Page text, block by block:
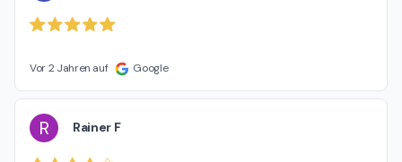
Vor 2 Jahren auf Google
R Rainer F